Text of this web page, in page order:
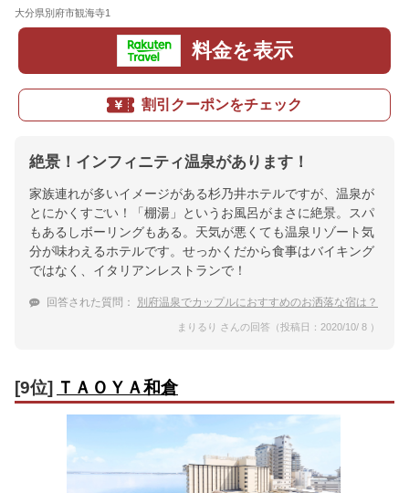
大分県別府市観海寺1
料金を表示
割引クーポンをチェック
絶景！インフィニティ温泉があります！
家族連れが多いイメージがある杉乃井ホテルですが、温泉が
とにかくすごい！「棚湯」というお風呂がまさに絶景。スパ
もあるしボーリングもある。天気が悪くても温泉リゾート気
分が味わえるホテルです。せっかくだから食事はバイキング
ではなく、イタリアンレストランで！
回答された質問： 別府温泉でカップルにおすすめのお洒落な宿は？
まりるり さんの回答（投稿日：2020/10/ 8 ）
[9位] ＴＡＯＹＡ和倉